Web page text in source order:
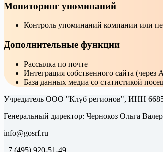
Мониторинг упоминаний
Контроль упоминаний компании или
Дополнительные функции
Рассылка по почте
Интеграция собственного сайта
База данных медиа со статистикой
Учредитель ООО "Клуб регионов", ИНН
Генеральный директор: Чернокоз Ольга
info@gosrf.ru
+7 (495) 920-51-49